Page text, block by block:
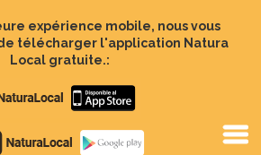
expérience mobile, nous vous
télécharger l'application Natura
Local gratuite.:
Apple
store
Google
Play